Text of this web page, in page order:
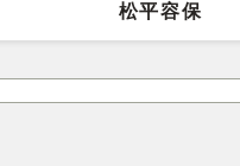
松平容保